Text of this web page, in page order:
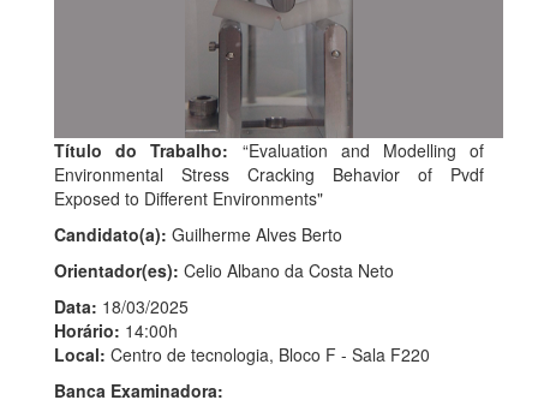
Título do Trabalho: “Evaluation and Modelling of
Environmental Stress Cracking Behavior of Pvdf
Exposed to Different Environments"
Candidato(a): Guilherme Alves Berto
Orientador(es): Celio Albano da Costa Neto
Data: 18/03/2025
Horário: 14:00h
Local: Centro de tecnologia, Bloco F - Sala F220
Banca Examinadora: